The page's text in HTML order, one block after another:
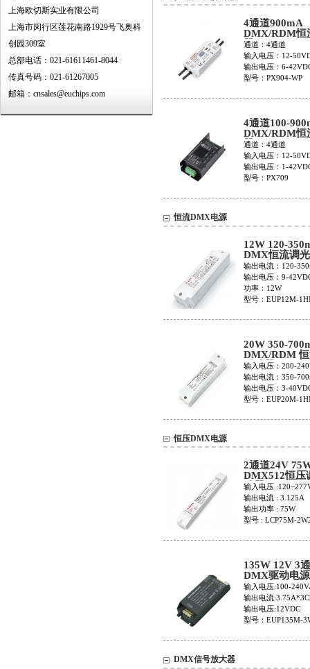
上海欧切斯实业有限公司
上海市闵行区莲花南路1929号飞奥科
创园309室
总部电话：021-61611461-8044
传真号码：021-61267005
邮箱：cnsales@euchips.com
4通道900mA
DMX/RDM恒
器PX904-WP
通道：4通道
输入电压：12-
输出电压：6-
型号：PX904-WP
4通道100-
DMX/RDM恒
器PX709
通道：4通道
输入电压：12-
输出电压：1-
型号：PX709
恒流DMX电源
12W 120-
DMX恒流调
EUP12M-
输出电流：120-
输出电压：9-
功率：12W
型号：EUP12M-
20W 350-
DMX/RDM
驱动器
1HMC-0
输入电压：200-
输出电流：350-
输出电压：3-
型号：EUP20M-
恒压DMX电源
2通道24V
DMX512恒压
动器LCP75M-
2W24V
输入电压
输出电流 : 3.125A
输出功率 : 75W
型号 : LCP75M-
135W 12V 3
DMX驱动电源
EUP135M-
输入电压:100-
输出电流
输出电压:12VDC
型号：EUP135M-
DMX信号放大器